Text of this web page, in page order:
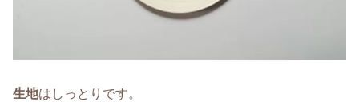
生地はしっとりです。